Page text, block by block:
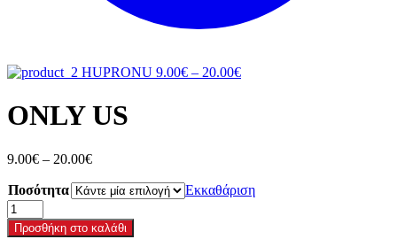
HUPRONU 9.00€ – 20.00€Price
ONLY US
9.00€ – 20.00€Price
9.00€
20.00€
Ποσότητα
Εκκαθάριση
ONLY
US
ποσότητα
Προσθήκη στο καλάθι